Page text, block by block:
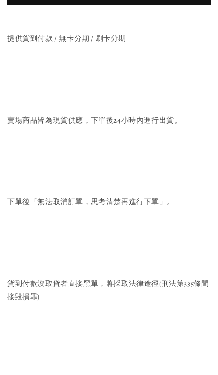
提供貨到付款 / 無卡分期 / 刷卡分期
賣場商品皆為現貨供應，下單後24小時內進行出貨。
下單後「無法取消訂單，思考清楚再進行下單」。
貨到付款沒取貨者直接黑單，將採取法律途徑(刑法第335條間
接毀損罪)